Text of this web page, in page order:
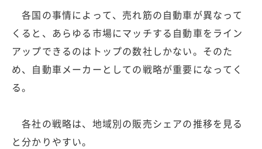
各国の事情によって、売れ筋の自動車が異なって
くると、あらゆる市場にマッチする自動車をライン
アップできるのはトップの数社しかない。そのた
め、自動車メーカーとしての戦略が重要になってく
る。
各社の戦略は、地域別の販売シェアの推移を見る
と分かりやすい。